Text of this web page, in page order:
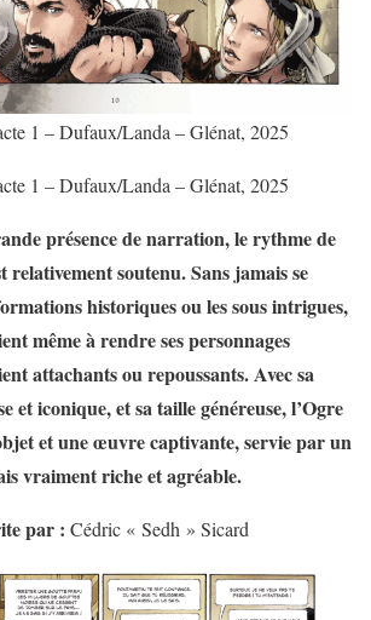
1 – Dufaux/Landa – Glénat, 2025
1 – Dufaux/Landa – Glénat, 2025
présence de narration, le rythme de
relativement soutenu. Sans jamais se
historiques ou les sous intrigues,
même à rendre ses personnages
attachants ou repoussants. Avec sa
et iconique, et sa taille généreuse, l’Ogre
et une œuvre captivante, servie par un
vraiment riche etagréable.
par : Cédric « Sedh » Sicard